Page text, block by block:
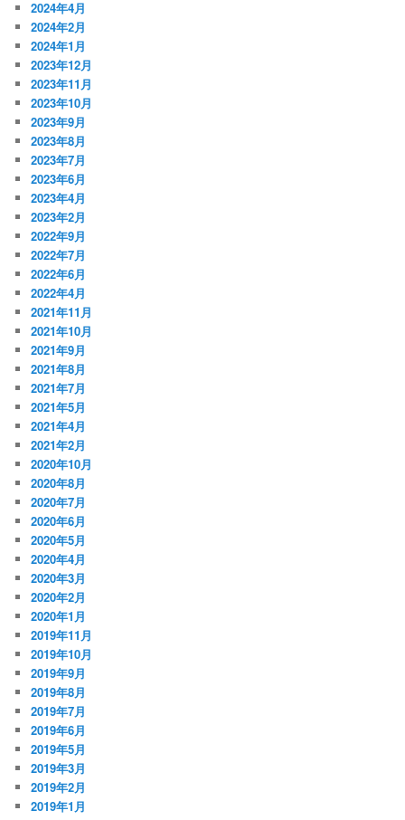
2024年4月
2024年2月
2024年1月
2023年12月
2023年11月
2023年10月
2023年9月
2023年8月
2023年7月
2023年6月
2023年4月
2023年2月
2022年9月
2022年7月
2022年6月
2022年4月
2021年11月
2021年10月
2021年9月
2021年8月
2021年7月
2021年5月
2021年4月
2021年2月
2020年10月
2020年8月
2020年7月
2020年6月
2020年5月
2020年4月
2020年3月
2020年2月
2020年1月
2019年11月
2019年10月
2019年9月
2019年8月
2019年7月
2019年6月
2019年5月
2019年3月
2019年2月
2019年1月